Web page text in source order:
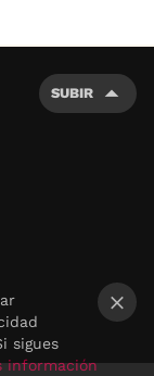
SUBIR
sigues
información